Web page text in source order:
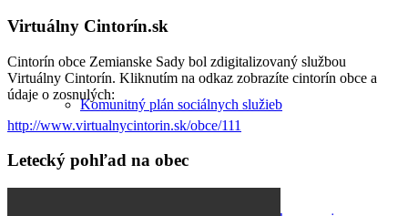
Komunitný plán sociálnych služieb
Virtuálny Cintorín.sk
Cintorín obce Zemianske Sady bol zdigitalizovaný službou
Virtuálny Cintorín. Kliknutím na odkaz zobrazíte cintorín obce a
údaje o zosnulých:
http://www.virtualnycintorin.sk/obce/111
Letecký pohľad na obec